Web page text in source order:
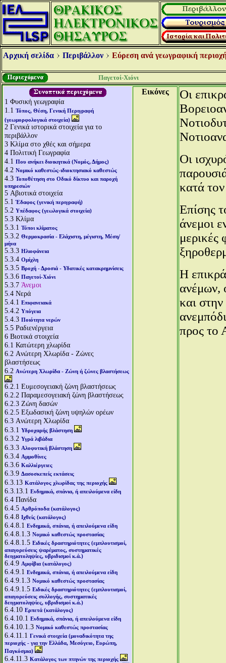
Αρχική σελίδα Περιβάλλον Εύρεση ανά γεωγραφική
Παγετοί-Χιόνι
1 Φυσική γεωγραφία
1.1 Τόπος, Θέση, Γενική Περιγραφή
(γεωμορφολογικά στοιχεία)
2 Γενικά ιστορικά στοιχεία για το
περιβάλλον
3 Κλίμα στο χθές και σήμερα
4 Πολιτική Γεωγραφία
4.1 Που ανήκει διοικητικά (Νομός, Δήμος)
4.2 Νομικό καθεστώς-ιδιοκτησιακό καθεστώς
4.3 Τοποθέτηση στο Οδικό δίκτυο και παροχή
υπηρεσιών
5 Αβιοτικά στοιχεία
5.1Έδαφος (γενική περιγραφή)
5.2 Υπέδαφος (γεωλογικά στοιχεία)
5.3 Κλίμα
5.3.1 Τύποι κλίματος
5.3.2 Θερμοκρασία - Ελάχιστη, μέγιστη, Μέση/
μήνα
5.3.3 Ηλιοφάνεια
5.3.4 Ομίχλη
5.3.5 Βροχή - Δροσιά - Υδατικές κατακρημνίσεις
5.3.6 Παγετοί-Χιόνι
5.3.7 Άνεμοι
5.4 Νερά
5.4.1 Επιφανειακά
5.4.2 Υπόγεια
5.4.3 Ποιότητα νερών
5.5 Ραδιενέργεια
6 Βιοτικά στοιχεία
6.1 Κατώτερη χλωρίδα
6.2 Aνώτερη Χλωρίδα - Ζώνες
βλαστήσεως
6.2 Aνώτερη Χλωρίδα - Ζώνη ή ζώνες βλαστήσεως
6.2.1 Ευμεσογειακή ζώνη βλαστήσεως
6.2.2 Παραμεσογειακή ζώνη βλαστήσεως
6.2.3 Ζώνη δασών
6.2.5 Εξωδασική ζώνη υψηλών ορέων
6.3 Aνώτερη Χλωρίδα
6.3.1 Υδροχαρής βλάστηση
6.3.2 Υγρά λιβάδια
6.3.3 Αλοφυτική βλάστηση
6.3.4 Αμμοθίνες
6.3.6 Καλλιέργειες
6.3.9 Δασοσκεπείς εκτάσεις
6.3.13 Κατάλογος χλωρίδας της περιοχής
6.3.13.1 Ενδημικά, σπάνια, ή απειλούμενα είδη
6.4 Πανίδα
6.4.5 Αρθρόποδα (κατάλογος)
6.4.8 Ιχθείς (κατάλογος)
6.4.8.1 Ενδημικά, σπάνια, ή απειλούμενα είδη
6.4.8.1.3 Νομικό καθεστώς προστασίας
6.4.8.1.5 Ειδικές δραστηριότητες (εμπλουτισμοί,
απαγορεύσεις ψαρέματος, συστηματικές
δειγματοληψίες, υβριδισμοί κ.ά.)
6.4.9 Αμφίβια (κατάλογος)
6.4.9.1 Ενδημικά, σπάνια, ή απειλούμενα είδη
6.4.9.1.3 Νομικό καθεστώς προστασίας
6.4.9.1.5 Ειδικές δραστηριότητες (εμπλουτισμοί,
απαγορεύσεις συλλογής, συστηματικές
δειγματοληψίες, υβριδισμοί κ.ά.)
6.4.10 Ερπετά (κατάλογος)
6.4.10.1 Ενδημικά, σπάνια, ή απειλούμενα είδη
6.4.10.1.3 Νομικό καθεστώς προστασίας
6.4.11.1 Γενικά στοιχεία (μοναδικότητα της
περιοχής - για την Ελλάδα, Μεσόγειο, Ευρώπη,
Παγκόσμια)
6.4.11.3 Κατάλογος των πτηνών της περιοχής
Εικόνες
Οι
Οι
κατά
Επίσης
άνεμοι
μερικές
Η
ανέμων,
και
προς το